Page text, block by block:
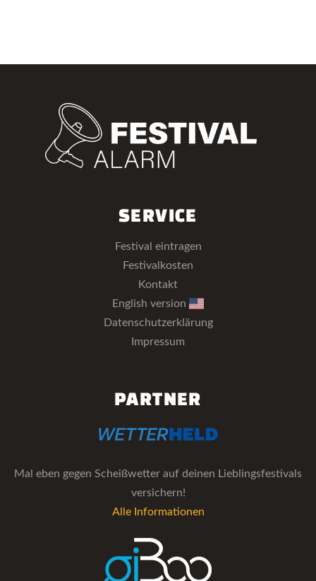
SERVICE
Festival eintragen
Festivalkosten
Kontakt
English version
Datenschutzerklärung
Impressum
PARTNER
Mal eben gegen Scheißwetter auf deinen Lieblingsfestivals
versichern!
Alle Informationen